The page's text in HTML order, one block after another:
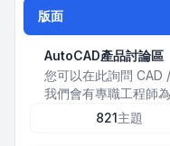
版面
AutoCAD產品討論區
您可以在此詢問 CAD
我們會有專職工程師
821主題